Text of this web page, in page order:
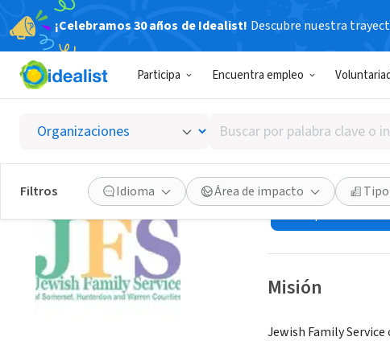
¡Celebramos 30 años de Idealist! Descubre nuestra
Participa Encuentra empleo
Buscar
por
palabra
clave
o
interés
Filtros Idioma Área de impacto
Jewish
Counties
Somerville, NJ|
Ver
Misión
Jewish Family